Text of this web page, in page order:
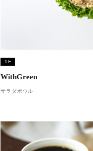
1F
WithGreen
サラダボウル